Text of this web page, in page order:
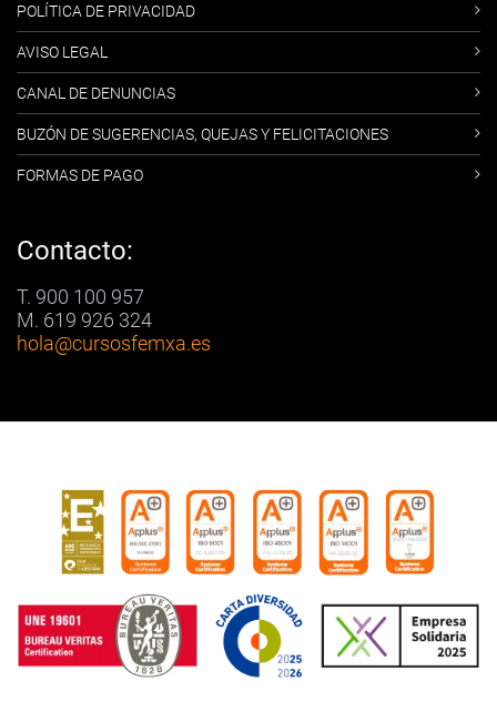
POLÍTICA DE PRIVACIDAD
AVISO LEGAL
CANAL DE DENUNCIAS
BUZÓN DE SUGERENCIAS, QUEJAS Y FELICITACIONES
FORMAS DE PAGO
Contacto:
T. 900 100 957
M. 619 926 324
hola@cursosfemxa.es